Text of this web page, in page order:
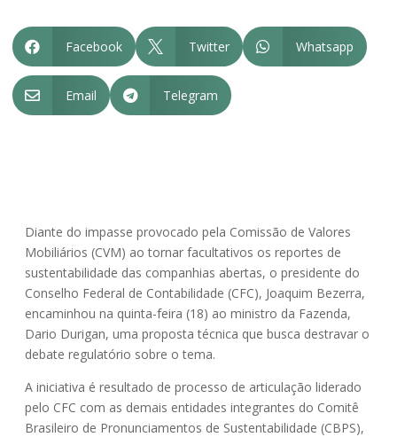
 Facebook  Twitter  Whatsapp
 Email  Telegram
Diante do impasse provocado pela Comissão de Valores
Mobiliários (CVM) ao tornar facultativos os reportes de
sustentabilidade das companhias abertas, o presidente do
Conselho Federal de Contabilidade (CFC), Joaquim Bezerra,
encaminhou na quinta-feira (18) ao ministro da Fazenda,
Dario Durigan, uma proposta técnica que busca destravar o
debate regulatório sobre o tema.
A iniciativa é resultado de processo de articulação liderado
pelo CFC com as demais entidades integrantes do Comitê
Brasileiro de Pronunciamentos de Sustentabilidade (CBPS),